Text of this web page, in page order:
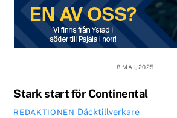
8 MAJ, 2025
Stark start för Continental
REDAKTIONEN Däcktillverkare